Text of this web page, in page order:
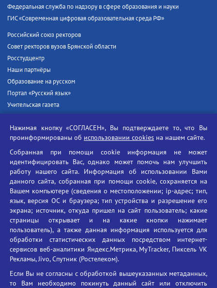
Федеральная служба по надзору в сфере образования и науки
ГИС «Современная цифровая образовательная среда РФ»
Российский союз ректоров
Совет ректоров вузов Брянской области
Росстудцентр
Наши партнёры
Образование на русском
Портал «Русский язык»
Учительская газета
Единый портал государственных услуг
Противодействие угрозам информационной безопасности
Социальные ролики - Генеральная прокуратура РФ
Противодействие коррупции
БГУ против наркотиков
Брянский государственный университет
имени академика И.Г. Петровского
Время работы: пн-пт 09:00-18:00
Телефон: +7(4832)58-90-85
Нажимая кнопку «СОГЛАСЕН», Вы подтверждаете то, что Вы
проинформированы об использовании cookies на нашем сайте.
Собранная при помощи cookie информация не может
идентифицировать Вас, однако может помочь нам улучшить
работу нашего сайта. Информация об использовании Вами
данного сайта, собранная при помощи cookie, сохраняется на
Вашем компьютере (сведения о местоположении; ip-адрес; тип,
язык, версия ОС и браузера; тип устройства и разрешение его
экрана; источник, откуда пришел на сайт пользователь; какие
страницы открывает и на какие кнопки нажимает
пользователь), а также данная информация используется для
обработки статистических данных посредством интернет-
сервисов веб-аналитики Яндекс.Метрика, MyTracker, Пиксель VK
Рекламы, Jivo, Спутник (Ростелеком).
Если Вы не согласны с обработкой вышеуказанных метаданных,
то Вам необходимо покинуть данный сайт или отключить